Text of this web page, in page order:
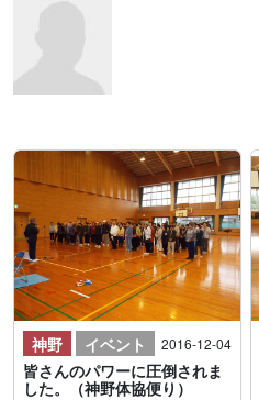
神野 イベント 2016-12-04
皆さんのパワーに圧倒されま
した。（神野体協便り）